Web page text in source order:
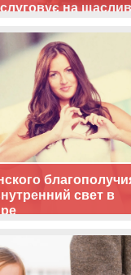
на
свет в